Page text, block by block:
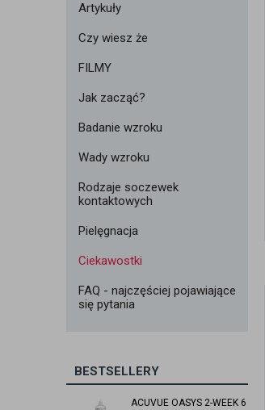
Artykuły
Czy wiesz że
FILMY
Jak zacząć?
Badanie wzroku
Wady wzroku
Rodzaje soczewek
kontaktowych
Pielęgnacja
Ciekawostki
FAQ - najczęściej pojawiające
się pytania
BESTSELLERY
ACUVUE OASYS 2-WEEK 6